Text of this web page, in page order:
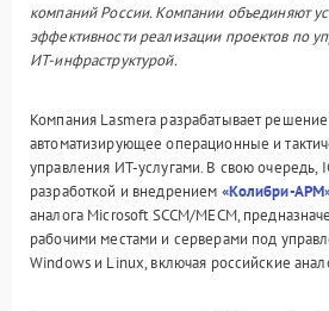
компаний России. Компании объединяют
эффективности реализации проектов по
ИТ-инфраструктурой.
Компания Lasmera разрабатывает
автоматизирующее операционные и
управления ИТ-услугами. В свою очередь,
разработкой и внедрением «Колибри-АРМ
аналога Microsoft SCCM/MECM,
рабочими местами и серверами под
Windows и Linux, включая российские